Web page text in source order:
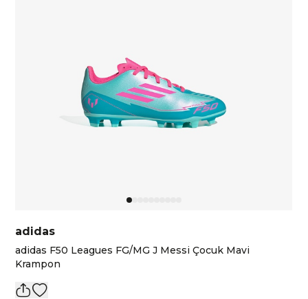
adidas
adidas F50 Leagues FG/MG J Messi Çocuk Mavi
Krampon